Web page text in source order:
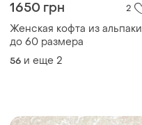
1650 грн 2
Женская кофта из альпаки
до 60 размера
56 и еще 2